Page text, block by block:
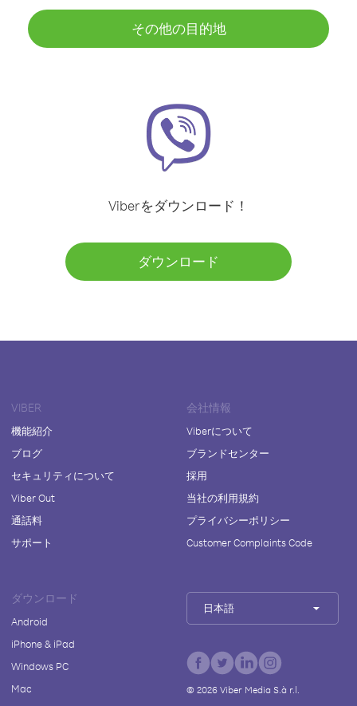
その他の目的地
Viberをダウンロード！
ダウンロード
VIBER
機能紹介
ブログ
セキュリティについて
Viber Out
通話料
サポート
会社情報
Viberについて
ブランドセンター
採用
当社の利用規約
プライバシーポリシー
Customer Complaints Code
ダウンロード
Android
iPhone & iPad
Windows PC
Mac
日本語
© 2026Viber Media S.à r.l.